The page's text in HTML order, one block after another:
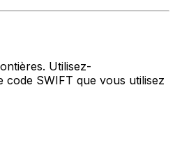
Utilisez-
code SWIFT que vous utilisez